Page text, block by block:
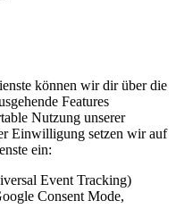
können wir dir über die
Features
Nutzung unserer
Einwilligung setzen wir auf
ein:
Event Tracking)
Consent Mode,